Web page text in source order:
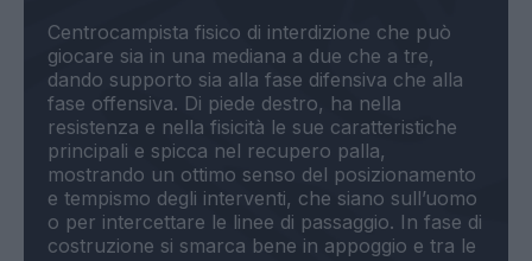
Centrocampista fisico di interdizione che può
giocare sia in una mediana a due che a tre,
dando supporto sia alla fase difensiva che alla
fase offensiva. Di piede destro, ha nella
resistenza e nella fisicità le sue caratteristiche
principali e spicca nel recupero palla,
mostrando un ottimo senso del posizionamento
e tempismo degli interventi, che siano sull’uomo
o per intercettare le linee di passaggio. In fase di
costruzione si smarca bene in appoggio e tra le